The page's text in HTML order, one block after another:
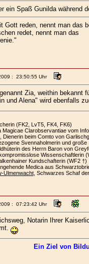
ein Spaß Gunilda während
Gott reden, nennt man das
redet, nennt man das
: 23:50:55 Uhr
Zia, weithin bekannt
und Alena" wird ebenfalls
(FK2, LvT5, FK4, FK6)
Magicae Clarobservantiae vom
, Dienerin beim Comto von
Svennaholmerin und
des Herrn Baron von
Wissenschaftlerin
Kundschafterin (WF2 †)
Medica aus
Ulmenwacht, Schwarzes Schaf
: 07:23:42 Uhr
Notarin Ihrer
Ein Ziel von